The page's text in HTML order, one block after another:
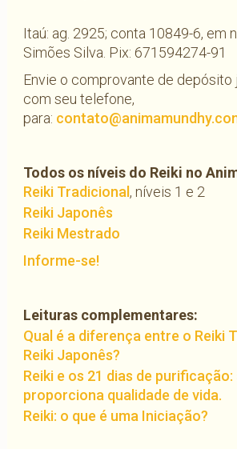
Itaú: ag. 2925; conta 10849-6, em
Simões Silva. Pix: 671594274-91
Envie o comprovante de depósito
com seu telefone,
para:
Todos os níveis do Reiki no
Reiki Tradicional, níveis 1 e 2
Reiki Japonês
Reiki Mestrado
Informe-se!
Leituras complementares:
Qual é a diferença entre o Reiki
Reiki Japonês?
Reiki e os 21 dias de purificação:
proporciona qualidade de vida.
Reiki: o que é uma Iniciação?